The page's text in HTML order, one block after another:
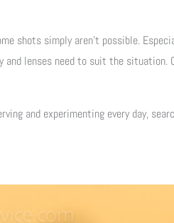
shots simply aren’t possible.
and lenses need to suit the situation.
and experimenting every day,